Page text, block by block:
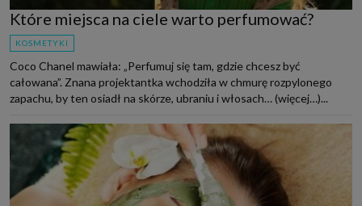
Które miejsca na ciele warto perfumować?
KOSMETYKI
Coco Chanel mawiała: „Perfumuj się tam, gdzie chcesz być
całowana”. Znana projektantka wchodziła w chmurę rozpylonego
zapachu, by ten osiadł na skórze, ubraniu i włosach… (więcej…)...